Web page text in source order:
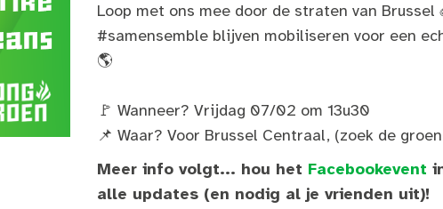
Loop met ons mee door de straten van Brussel
#samensemble blijven mobiliseren voor een
🌎
🚩 Wanneer? Vrijdag 07/02 om 13u30
📌 Waar? Voor Brussel Centraal, (zoek de
Meer info volgt... hou het Facebookevent
alle updates (en nodig al je vrienden uit)!